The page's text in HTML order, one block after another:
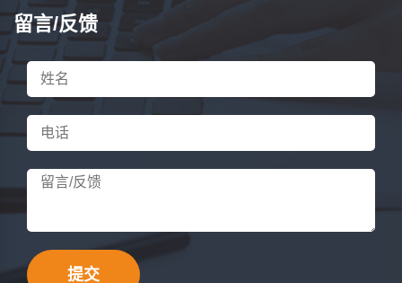
留言/反馈
提交